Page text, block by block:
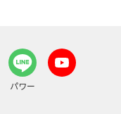
パワー